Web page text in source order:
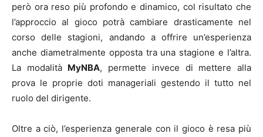
però ora reso più profondo e dinamico, col risultato che
l’approccio al gioco potrà cambiare drasticamente nel
corso delle stagioni, andando a offrire un’esperienza
anche diametralmente opposta tra una stagione e l’altra.
La modalità MyNBA, permette invece di mettere alla
prova le proprie doti manageriali gestendo il tutto nel
ruolo del dirigente.
Oltre a ciò, l’esperienza generale con il gioco è resa più